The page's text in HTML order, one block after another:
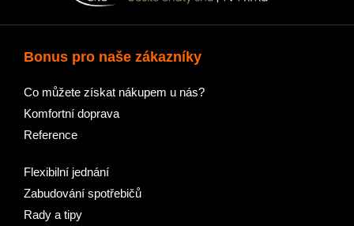
Bonus pro naše zákazníky
Co můžete získat nákupem u nás?
Komfortní doprava
Reference
Flexibilní jednání
Zabudování spotřebičů
Rady a tipy